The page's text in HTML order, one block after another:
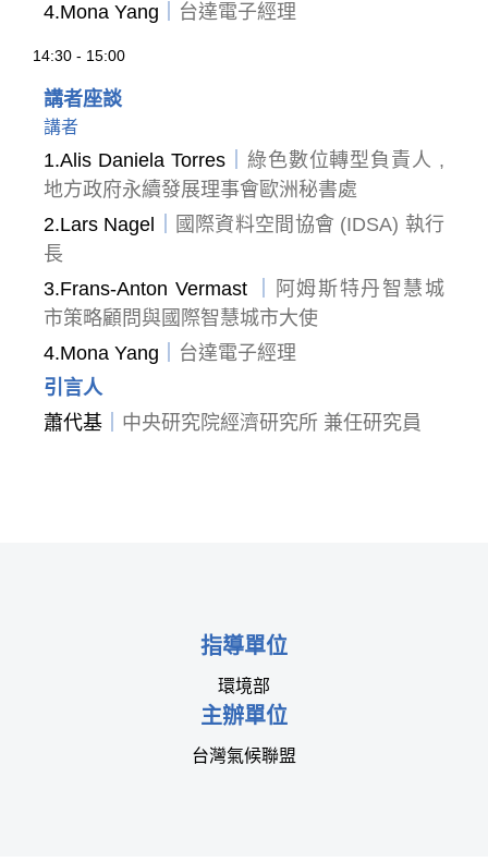
4.Mona Yang
台達電子經理
14:30 - 15:00
講者座談
講者
1.Alis Daniela Torres｜ 綠色數位轉型負責人 ,
地方政府永續發展理事會歐洲秘書處
2.Lars Nagel
國際資料空間協會 (IDSA) 執行
長
3.Frans-Anton Vermast
阿姆斯特丹智慧城
市策略顧問與國際智慧城市大使
4.Mona Yang
台達電子經理
引言人
蕭代基
中央研究院經濟研究所 兼任研究員
指導單位
環境部
主辦單位
台灣氣候聯盟